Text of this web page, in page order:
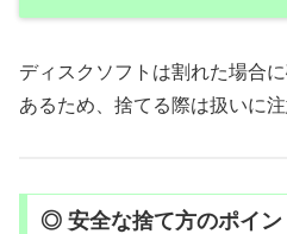
ディスクソフトは割れた場合
あるため、捨てる際は扱いに注
◎ 安全な捨て方のポイン